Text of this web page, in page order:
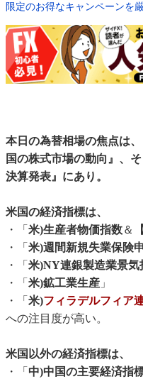
限定のお得なキャンペーンを
本日の為替相場の焦点は
国の株式市場の動向』、
決算発表』にあり。
米国の経済指標は、
・「 米)生産者物価指数＆
・「 米)週間新規失業保険
・「 米)NY連銀製造業景気
・「 米)鉱工業生産 」
・「 米)フィラデルフィア
への注目度が高い。
米国以外の経済指標は、
・「 中)中国の主要経済指